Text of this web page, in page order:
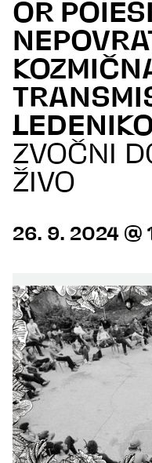
OR
ZVOČNI
ŽIVO
26. 9. 2024 @